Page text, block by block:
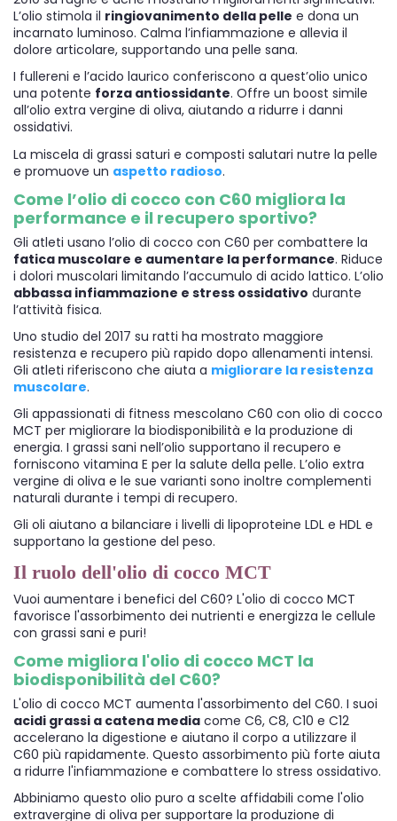
L’olio stimola il ringiovanimento della pelle e dona un
incarnato luminoso. Calma l’infiammazione e allevia il
dolore articolare, supportando una pelle sana.
I fullereni e l’acido laurico conferiscono a quest’olio unico
una potente forza antiossidante. Offre un boost simile
all’olio extra vergine di oliva, aiutando a ridurre i danni
ossidativi.
La miscela di grassi saturi e composti salutari nutre la pelle
e promuove un aspetto radioso.
Come l’olio di cocco con C60 migliora la
performance e il recupero sportivo?
Gli atleti usano l’olio di cocco con C60 per combattere la
fatica muscolare e aumentare la performance. Riduce
i dolori muscolari limitando l’accumulo di acido lattico. L’olio
abbassa infiammazione e stress ossidativo durante
l’attività fisica.
Uno studio del 2017 su ratti ha mostrato maggiore
resistenza e recupero più rapido dopo allenamenti intensi.
Gli atleti riferiscono che aiuta a migliorare la resistenza
muscolare.
Gli appassionati di fitness mescolano C60 con olio di cocco
MCT per migliorare la biodisponibilità e la produzione di
energia. I grassi sani nell’olio supportano il recupero e
forniscono vitamina E per la salute della pelle. L’olio extra
vergine di oliva e le sue varianti sono inoltre complementi
naturali durante i tempi di recupero.
Gli oli aiutano a bilanciare i livelli di lipoproteine LDL e HDL e
supportano la gestione del peso.
Il ruolo dell'olio di cocco MCT
Vuoi aumentare i benefici del C60? L'olio di cocco MCT
favorisce l'assorbimento dei nutrienti e energizza le cellule
con grassi sani e puri!
Come migliora l'olio di cocco MCT la
biodisponibilità del C60?
L'olio di cocco MCT aumenta l'assorbimento del C60. I suoi
acidi grassi a catena media come C6, C8, C10 e C12
accelerano la digestione e aiutano il corpo a utilizzare il
C60 più rapidamente. Questo assorbimento più forte aiuta
a ridurre l'infiammazione e combattere lo stress ossidativo.
Abbiniamo questo olio puro a scelte affidabili come l'olio
extravergine di oliva per supportare la produzione di